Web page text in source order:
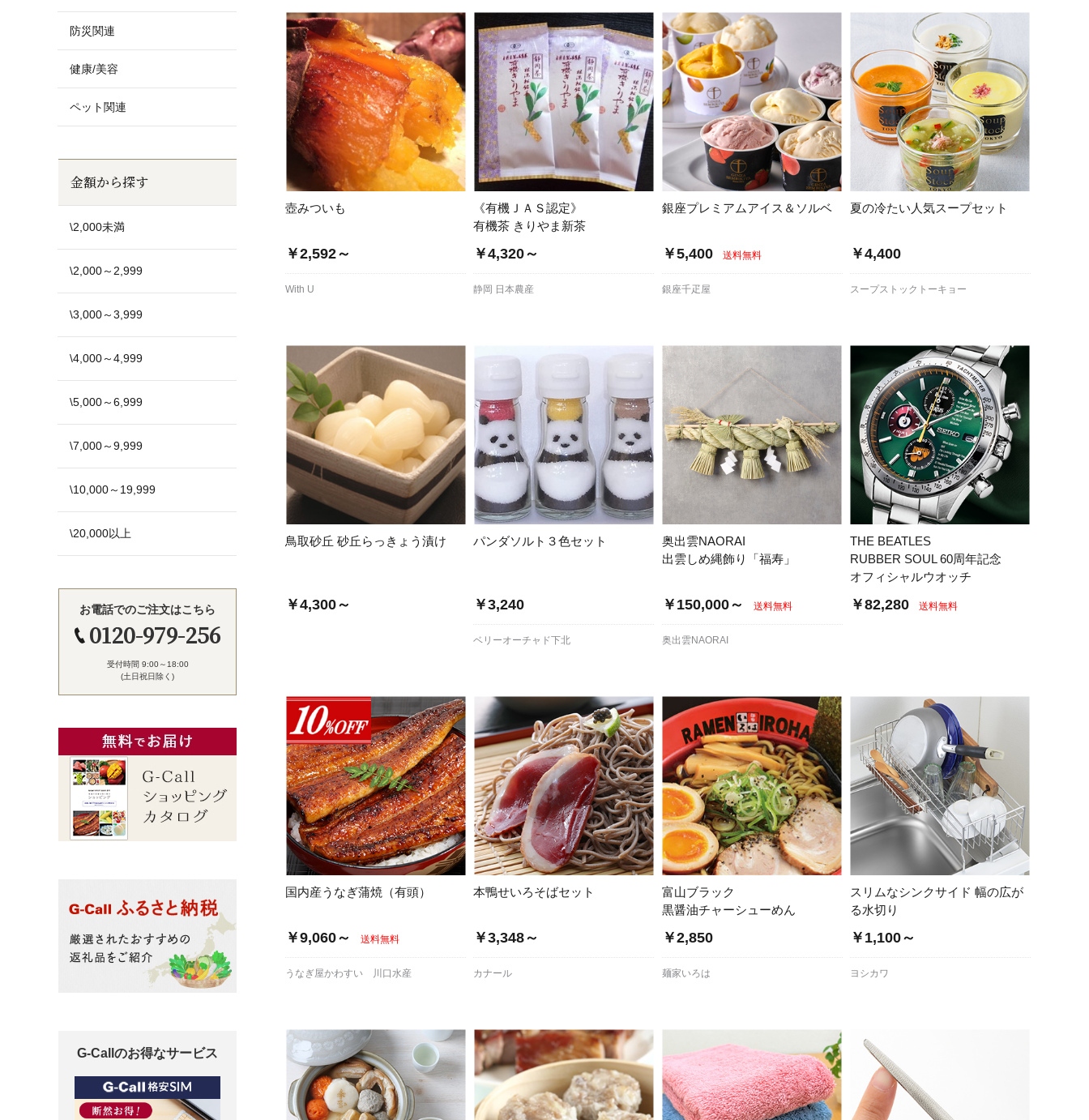
壺みついも
￥2,592～
With U
《有機ＪＡＳ認定》
有機茶 きりやま新茶
￥4,320～
静岡 日本農産
銀座プレミアムアイス＆ソルベ
￥5,400 送料無料
銀座千疋屋
夏の冷たい人気スープセット
￥4,400
スープストックトーキョー
鳥取砂丘 砂丘らっきょう漬け
￥4,300～
パンダソルト３色セット
￥3,240
ベリーオーチャド下北
奥出雲NAORAI
出雲しめ縄飾り「福寿」
￥150,000～ 送料無料
奥出雲NAORAI
THE BEATLES
RUBBER SOUL 60周年記念
オフィシャルウオッチ
￥82,280 送料無料
国内産うなぎ蒲焼（有頭）
￥9,060～ 送料無料
うなぎ屋かわすい 川口水産
本鴨せいろそばセット
￥3,348～
カナール
富山ブラック
黒醤油チャーシューめん
￥2,850
麺家いろは
スリムなシンクサイド 幅の広が
る水切り
￥1,100～
ヨシカワ
防災関連
健康/美容
ペット関連
金額から探す
\2,000未満
\2,000～2,999
\3,000～3,999
\4,000～4,999
\5,000～6,999
\7,000～9,999
\10,000～19,999
\20,000以上
お電話でのご注文はこちら
0120-979-256
受付時間 9:00～18:00
(土日祝日除く)
G-Callのお得なサービス